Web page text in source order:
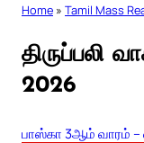
Home » Tamil Mass
திருப்பலி
2026
பாஸ்கா 3ஆம் வாரம்